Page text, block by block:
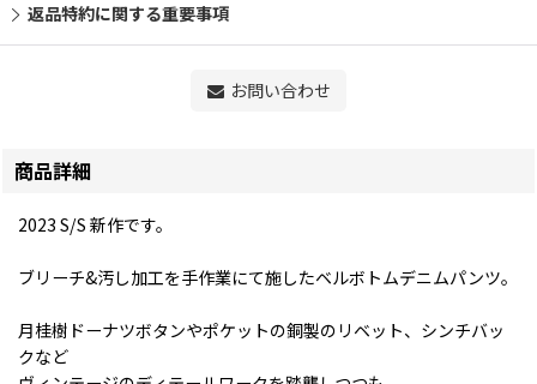
返品特約に関する重要事項
お問い合わせ
商品詳細
2023 S/S 新作です。
ブリーチ&汚し加工を手作業にて施したベルボトムデニムパンツ。
月桂樹ドーナツボタンやポケットの銅製のリベット、シンチバッ
クなど